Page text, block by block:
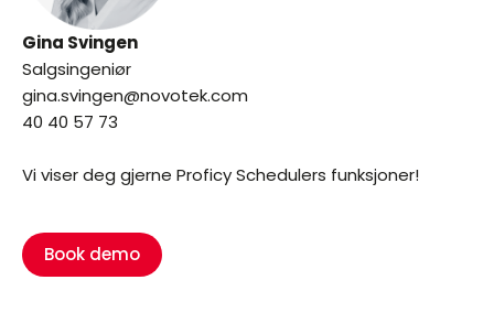
Gina Svingen
Salgsingeniør
gina.svingen@novotek.com
40 40 57 73
Vi viser deg gjerne Proficy Schedulers funksjoner!
Book demo